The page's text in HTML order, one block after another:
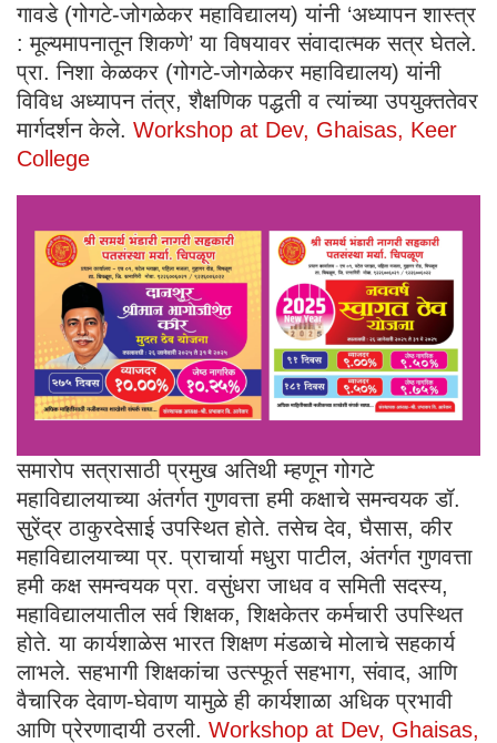
गावडे (गोगटे-जोगळेकर महाविद्यालय) यांनी ‘अध्यापन शास्त्र
: मूल्यमापनातून शिकणे’ या विषयावर संवादात्मक सत्र घेतले.
प्रा. निशा केळकर (गोगटे-जोगळेकर महाविद्यालय) यांनी
विविध अध्यापन तंत्र, शैक्षणिक पद्धती व त्यांच्या उपयुक्ततेवर
मार्गदर्शन केले. Workshop at Dev, Ghaisas, Keer
College
समारोप सत्रासाठी प्रमुख अतिथी म्हणून गोगटे
महाविद्यालयाच्या अंतर्गत गुणवत्ता हमी कक्षाचे समन्वयक डॉ.
सुरेंद्र ठाकुरदेसाई उपस्थित होते. तसेच देव, घैसास, कीर
महाविद्यालयाच्या प्र. प्राचार्या मधुरा पाटील, अंतर्गत गुणवत्ता
हमी कक्ष समन्वयक प्रा. वसुंधरा जाधव व समिती सदस्य,
महाविद्यालयातील सर्व शिक्षक, शिक्षकेतर कर्मचारी उपस्थित
होते. या कार्यशाळेस भारत शिक्षण मंडळाचे मोलाचे सहकार्य
लाभले. सहभागी शिक्षकांचा उत्स्फूर्त सहभाग, संवाद, आणि
वैचारिक देवाण-घेवाण यामुळे ही कार्यशाळा अधिक प्रभावी
आणि प्रेरणादायी ठरली. Workshop at Dev, Ghaisas,